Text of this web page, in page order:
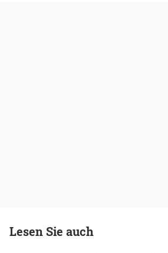
Lesen Sie auch